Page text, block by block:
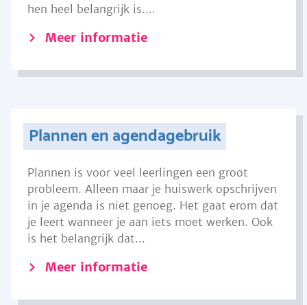
hen heel belangrijk is....
Meer informatie
Plannen en agendagebruik
Plannen is voor veel leerlingen een groot
probleem. Alleen maar je huiswerk opschrijven
in je agenda is niet genoeg. Het gaat erom dat
je leert wanneer je aan iets moet werken. Ook
is het belangrijk dat...
Meer informatie